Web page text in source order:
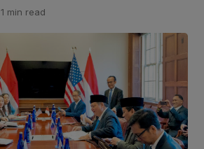
1 min read